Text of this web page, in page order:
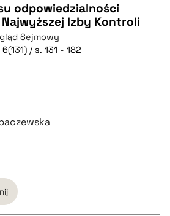
odpowiedzialności
Izby Kontroli
Sejmowy
/ s. 131 - 182